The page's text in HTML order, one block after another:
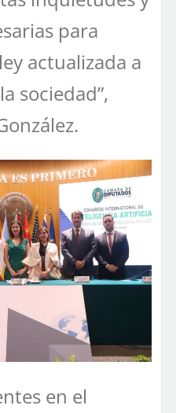
para
actualizada a
sociedad”,
en el